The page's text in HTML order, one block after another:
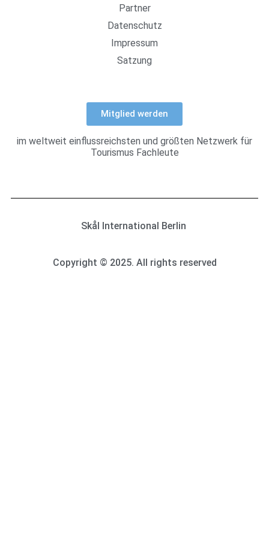
Partner
Datenschutz
Impressum
Satzung
Mitglied werden
im weltweit einflussreichsten und größten Netzwerk für
Tourismus Fachleute
Skål International Berlin
Copyright © 2025. All rights reserved